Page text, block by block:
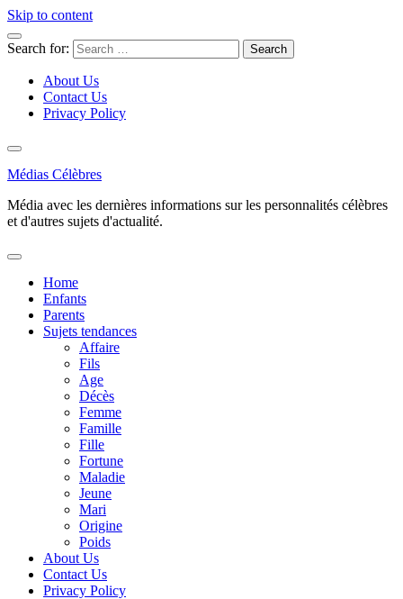
Skip to content
Search for:
About Us
Contact Us
Privacy Policy
Médias Célèbres
Média avec les dernières informations sur les personnalités célèbres
et d'autres sujets d'actualité.
Home
Enfants
Parents
Sujets tendances
Affaire
Fils
Age
Décès
Femme
Famille
Fille
Fortune
Maladie
Jeune
Mari
Origine
Poids
About Us
Contact Us
Privacy Policy